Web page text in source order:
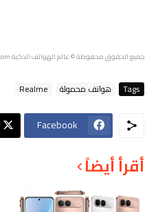
جميع الحقوق محفوظة© عالم الهواتف الذكية https://www.gsminsark.com/
Tags هواتف محمولة Realme
Facebook
أقرأ أيضاً